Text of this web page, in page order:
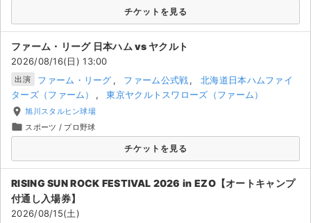
チケットを見る
ファーム・リーグ 日本ハム vs ヤクルト
2026/08/16(日) 13:00
出演 ファーム・リーグ ファーム公式戦
北海道日本ハムファイ
ターズ（ファーム）
東京ヤクルトスワローズ（ファーム）
place 旭川スタルヒン球場
folder スポーツ / プロ野球
チケットを見る
RISING SUN ROCK FESTIVAL 2026 in EZO【オートキャンプ
付通し⼊場券】
2026/08/15(土)